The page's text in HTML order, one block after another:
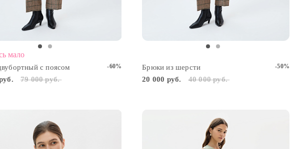
2
мало
с поясом -60%
79 000 руб.
Брюки из шерсти -50%
20 000 руб. 40 000 руб.